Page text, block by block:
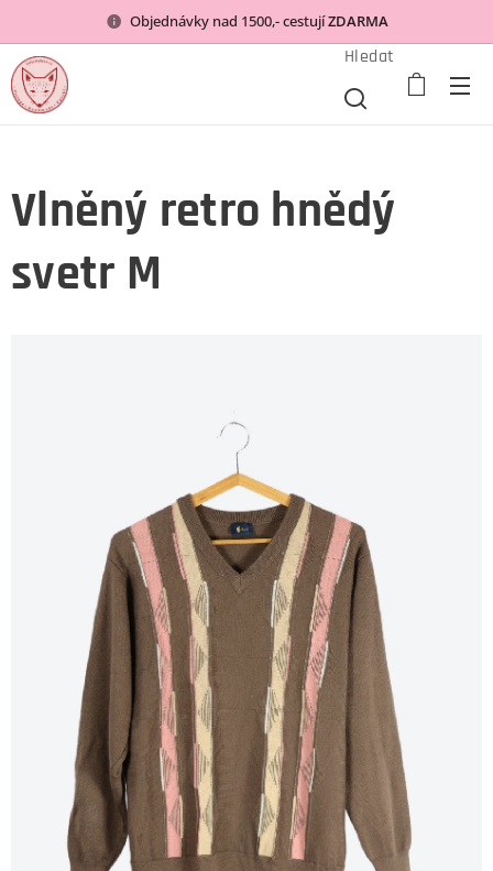
Objednávky nad 1500,- cestujíZDARMA
Hledat
Vlněný retro hnědý
svetr M